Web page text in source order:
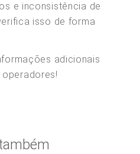
e inconsistência de
isso de forma
adicionais